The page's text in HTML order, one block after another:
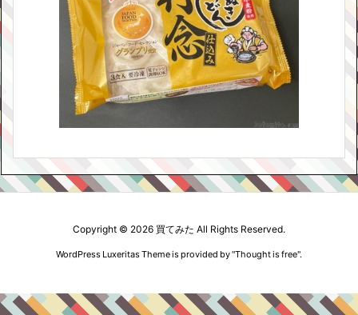
Copyright © 2026 買てみた All Rights Reserved.
WordPress Luxeritas Theme is provided by "Thought is free".